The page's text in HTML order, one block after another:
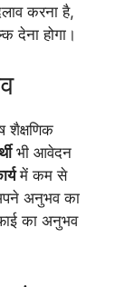
करना है,
देना होगा।
शैक्षणिक
भी आवेदन
में कम से
अनुभव का
का अनुभव